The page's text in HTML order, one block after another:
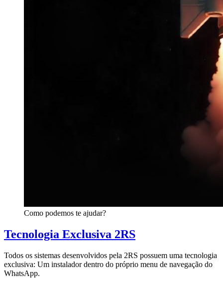
Como podemos te ajudar?
Tecnologia Exclusiva 2RS
Todos os sistemas desenvolvidos pela 2RS possuem uma tecnologia
exclusiva: Um instalador dentro do próprio menu de navegação do
WhatsApp.